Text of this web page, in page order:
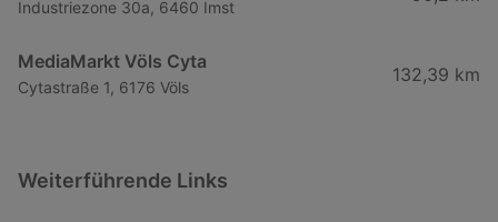
Industriezone 30a, 6460 Imst
MediaMarkt Völs Cyta
Cytastraße 1, 6176 Völs
132,39 km
Weiterführende Links